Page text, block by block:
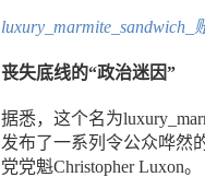
丧失底线的“政治迷因”
据悉，这个名为
发布了一系列令公众哗然
党党魁Christopher Luxon。